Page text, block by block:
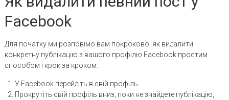
Facebook
Для початку ми розповімо вам покроково, як видалити
конкретну публікацію з вашого профілю Facebook простим
способом і крок за кроком:
У Facebook перейдіть в свій профіль
Прокрутіть свій профіль вниз, поки не знайдете публікацію,